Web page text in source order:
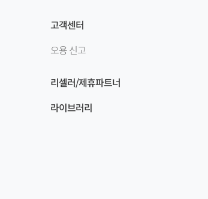
고객센터
오용 신고
리셀러/제휴파트너
라이브러리